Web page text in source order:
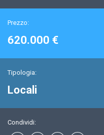
Prezzo:
620.000 €
Tipologia:
Locali
Condividi: